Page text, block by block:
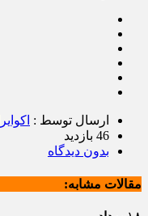
ارسال توسط :
46 بازدید
بدون دیدگاه
مقالات مشابه: